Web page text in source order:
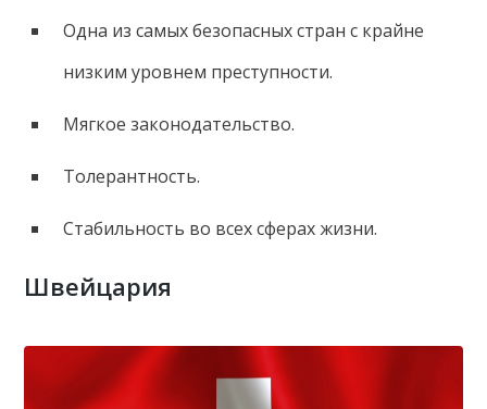
Одна из самых безопасных стран с крайне
низким уровнем преступности.
Мягкое законодательство.
Толерантность.
Стабильность во всех сферах жизни.
Швейцария